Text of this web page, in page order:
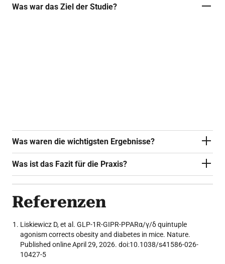
Was war das Ziel der Studie?
Was waren die wichtigsten Ergebnisse?
Was ist das Fazit für die Praxis?
Referenzen
Liskiewicz D, et al. GLP-1R-GIPR-PPARα/γ/δ quintuple
agonism corrects obesity and diabetes in mice. Nature.
Published online April 29, 2026. doi:10.1038/s41586-026-
10427-5